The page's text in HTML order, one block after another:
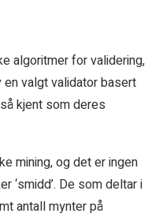
algoritmer for validering,
valgt validator basert
kjent som deres
mining, og det er ingen
‘smidd’. De som deltar i
antall mynter på